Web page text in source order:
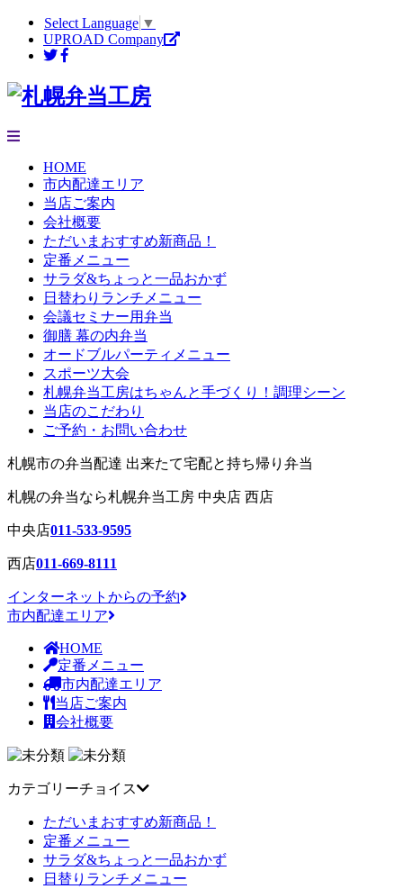
Select Language ▼
UPROAD Company
HOME
市内配達エリア
当店ご案内
会社概要
ただいまおすすめ新商品！
定番メニュー
サラダ&ちょっと一品おかず
日替わりランチメニュー
会議セミナー用弁当
御膳 幕の内弁当
オードブルパーティメニュー
スポーツ大会
札幌弁当工房はちゃんと手づくり！調理シーン
当店のこだわり
ご予約・お問い合わせ
札幌市の弁当配達 出来たて宅配と持ち帰り弁当
札幌の弁当なら札幌弁当工房 中央店 西店
中央店011-533-9595
西店011-669-8111
インターネットからの予約
市内配達エリア
HOME
定番メニュー
市内配達エリア
当店ご案内
会社概要
カテゴリーチョイス
ただいまおすすめ新商品！
定番メニュー
サラダ&ちょっと一品おかず
日替りランチメニュー